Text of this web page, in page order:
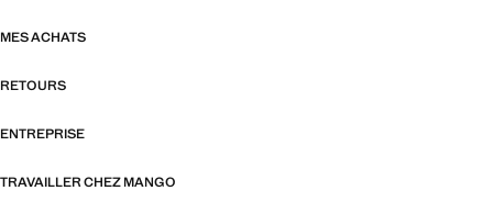
MES ACHATS
RETOURS
ENTREPRISE
TRAVAILLER CHEZ MANGO